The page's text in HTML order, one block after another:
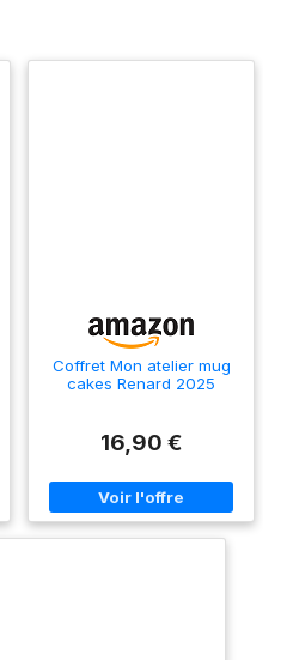
Coffret Mon atelier mug
cakes Renard 2025
16,90 €